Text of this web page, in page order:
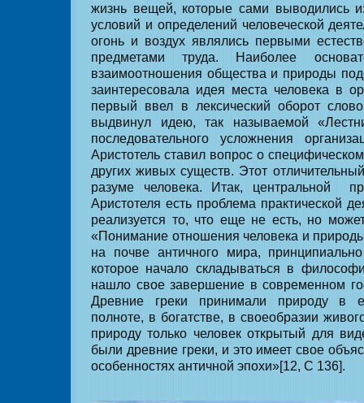
жизнь вещей, которые сами выводились
условий и определений человеческой
огонь и воздух являлись первыми
предметами труда. Наиболее
взаимоотношения общества и природы
заинтересовала идея места человека в
первый ввел в лексический оборот
выдвинул идею, так называемой
последовательного усложнения
Аристотель ставил вопрос о специфическом
других живых существ. Этот
разуме человека. Итак, центральной
Аристотеля есть проблема практической
реализуется то, что еще не есть, но
«Понимание отношения человека и
на почве античного мира,
которое начало складываться в
нашло свое завершение в современном
Древние греки принимали природу в
полноте, в богатстве, в своеобразии
природу только человек открытый для
были древние греки, и это имеет свое
особенностях античной эпохи»[12, С 136].